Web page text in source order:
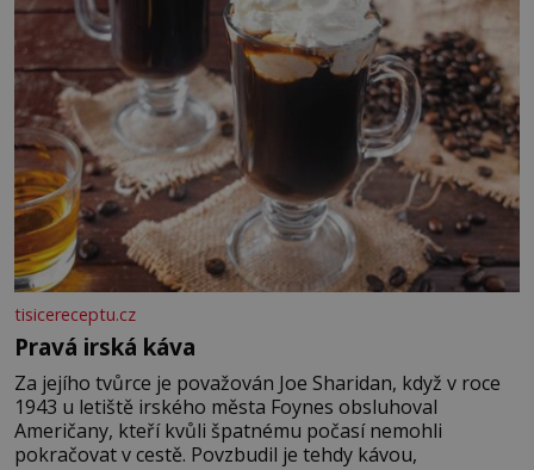
tisicereceptu.cz
Pravá irská káva
Za jejího tvůrce je považován Joe Sharidan, když v roce
1943 u letiště irského města Foynes obsluhoval
Američany, kteří kvůli špatnému počasí nemohli
pokračovat v cestě. Povzbudil je tehdy kávou,